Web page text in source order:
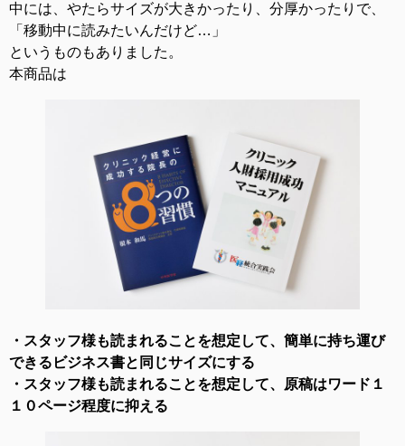
中には、やたらサイズが大きかったり、分厚かったりで、
「移動中に読みたいんだけど…」
というものもありました。
本商品は
・スタッフ様も読まれることを想定して、簡単に持ち運び
できるビジネス書と同じサイズにする
・スタッフ様も読まれることを想定して、原稿はワード１
１０ページ程度に抑える